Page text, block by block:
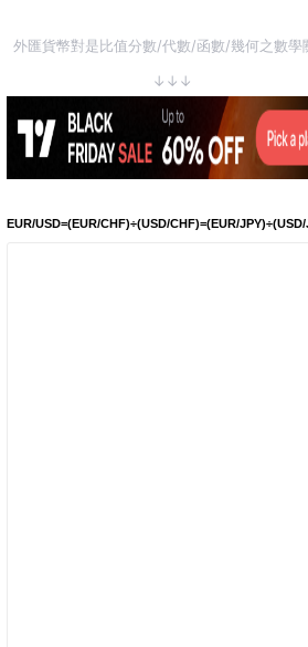
外匯貨幣對是比值分數/代數/函數/幾何之數學
↓↓↓
EUR/USD=(EUR/CHF)÷(USD/CHF)=(EUR/JPY)÷(USD/